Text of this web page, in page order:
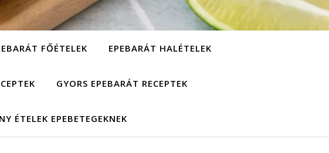
FŐÉTELEK EPEBARÁT HALÉTELEK
GYORS EPEBARÁT RECEPTEK
ÉTELEK EPEBETEGEKNEK